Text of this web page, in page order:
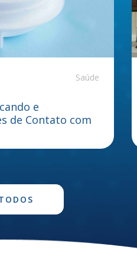
Saúde
e
de Contato com